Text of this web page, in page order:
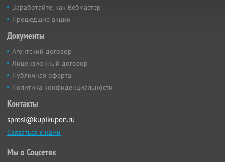
Заработайте, как Вебмастер
Прошедшие акции
Документы
Агентский договор
Лицензионный договор
Публичная оферта
Политика конфиденциальности
Контакты
sprosi@kupikupon.ru
Связаться с нами
Мы в Соцсетях